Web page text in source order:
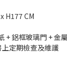
H177 CM
+ 鋁框玻璃門 + 金
定期檢查及維護